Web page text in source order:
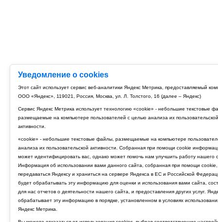
Уведомление о cookies
Этот сайт использует сервис веб-аналитики Яндекс Метрика, предоставляемый
ООО «Яндекс», 119021, Россия, Москва, ул. Л. Толстого, 16 (далее – Яндекс)
Сервис Яндекс Метрика использует технологию «cookie» - небольшие текстовые
размещаемые на компьютере пользователей с целью анализа их пользовательской
активности.
«cookie» - небольшие текстовые файлы, размещаемые на компьютере
анализа их пользовательской активности. Собранная при помощи cookie
может идентифицировать вас, однако может помочь нам улучшить работу нашего
Информация об использовании вами данного сайта, собранная при помощи cookie,
передаваться Яндексу и храниться на сервере Яндекса в ЕС и Российской
будет обрабатывать эту информацию для оценки и использования вами сайта,
для нас отчетов о деятельности нашего сайта, и предоставления других услуг.
обрабатывает эту информацию в порядке, установленном в условиях
Яндекс Метрика.